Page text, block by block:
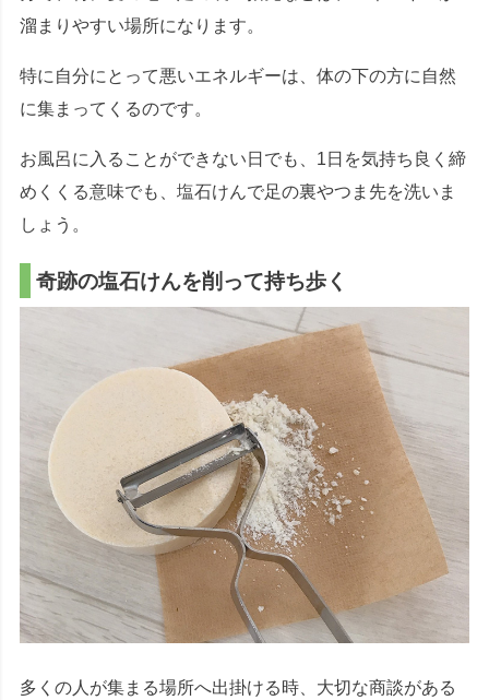
溜まりやすい場所になります。
特に自分にとって悪いエネルギーは、体の下の方に自然
に集まってくるのです。
お風呂に入ることができない日でも、1日を気持ち良く締
めくくる意味でも、塩石けんで足の裏やつま先を洗いま
しょう。
奇跡の塩石けんを削って持ち歩く
多くの人が集まる場所へ出掛ける時、大切な商談がある